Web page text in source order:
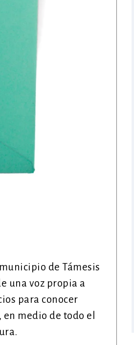
de Támesis
una voz propia a
para conocer
medio de todo el